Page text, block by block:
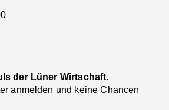
der Lüner Wirtschaft.
anmelden und keine Chancen